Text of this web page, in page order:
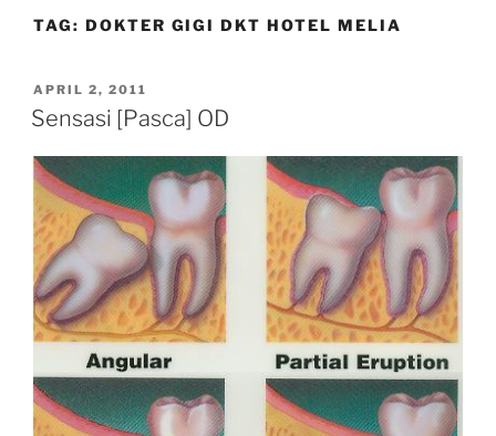
TAG: DOKTER GIGI DKT HOTEL MELIA
POSTED
ON
APRIL 2, 2011
Sensasi [Pasca] OD